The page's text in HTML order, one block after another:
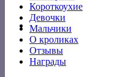
Короткоухие
Девочки
Мальчики
О кроликах
Отзывы
Награды